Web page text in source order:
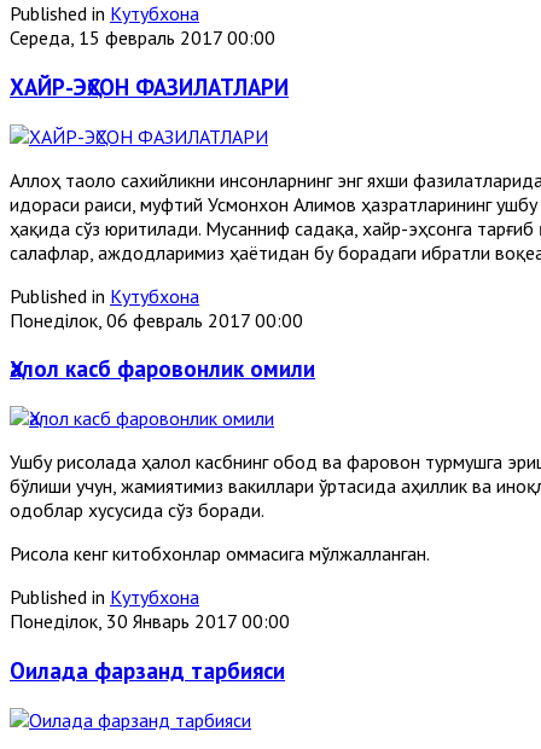
Published in Кутубхона
Середа, 15 февраль 2017 00:00
ХАЙР-ЭҲСОН ФАЗИЛАТЛАРИ
Аллоҳ таоло сахийликни инсонларнинг энг яхши
идораси раиси, муфтий Усмонхон Алимов ҳазратларининг
ҳақида сўз юритилади. Мусанниф садақа, хайр-эҳсонга
салафлар, аждодларимиз ҳаётидан бу борадаги ибратли
Published in Кутубхона
Понеділок, 06 февраль 2017 00:00
Ҳалол касб фаровонлик омили
Ушбу рисолада ҳалол касбнинг обод ва фаровон турмушга
бўлиши учун, жамиятимиз вакиллари ўртасида аҳиллик ва
одоблар хусусида сўз боради.
Рисола кенг китобхонлар оммасига мўлжалланган.
Published in Кутубхона
Понеділок, 30 Январь 2017 00:00
Оилада фарзанд тарбияси